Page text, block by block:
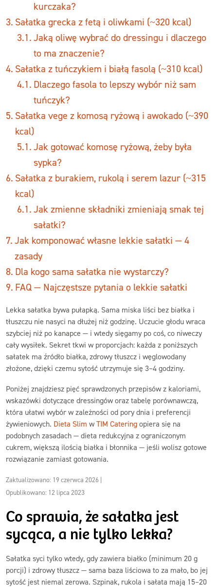
kurczaka?
Sałatka grecka z fetą i oliwkami (~320 kcal)
Jaką oliwę wybrać do dressingu i dlaczego
to ma znaczenie?
Sałatka z tuńczykiem i białą fasolą (~310 kcal)
Dlaczego fasola to lepszy wybór niż sam
tuńczyk?
Sałatka vege z komosą ryżową i awokado (~390
kcal)
Jak gotować komosę ryżową, żeby była
sypka?
Sałatka z burakiem, rukolą i serem lazur (~315
kcal)
Jak zmienne składniki zmieniają smak tej
sałatki?
Jak komponować własne lekkie sałatki — 4
zasady
Dla kogo sama sałatka nie wystarczy?
FAQ — Najczęstsze pytania o lekkie sałatki
Lekka sałatka bywa pułapką. Sama miska liści bez białka i
tłuszczu nie nasyci na dłużej niż godzinę. Uczucie głodu wraca
szybciej niż po kanapce — i wtedy sięgamy po coś, co niweczy
cały wysiłek. Sekret tkwi w proporcjach: każda z poniższych
sałatek ma źródło białka, zdrowy tłuszcz i węglowodany
złożone, dzięki czemu sytość utrzymuje się 3–4 godziny.
Poniżej znajdziesz pięć sprawdzonych przepisów z kaloriami,
wskazówki dotyczące dressingów oraz tabelę porównawczą,
która ułatwi wybór w zależności od pory dnia i preferencji
żywieniowych. Dieta Slim wTIM Catering opiera się na
podobnych zasadach — dieta redukcyjna z ograniczonym
cukrem, większą ilością białka i błonnika — jeśli wolisz gotowe
rozwiązanie zamiast gotowania.
Zaktualizowano: 19 czerwca 2026
Opublikowano: 12 lipca 2023
Co sprawia, że sałatka jest
sycąca, a nie tylko lekka?
Sałatka syci tylko wtedy, gdy zawiera białko (minimum 20 g
porcji) i zdrowy tłuszcz — sama baza liściowa to za mało, bo jej
sytość jest niemal zerowa. Szpinak, rukola i sałata mają 15–20